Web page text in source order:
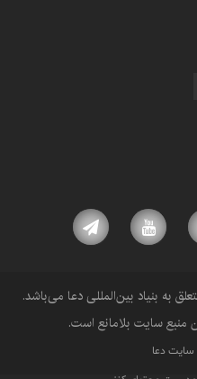
بنیاد بین‌المللی دعا می‌باشد.
منبع سایت بلامانع است.
دعا